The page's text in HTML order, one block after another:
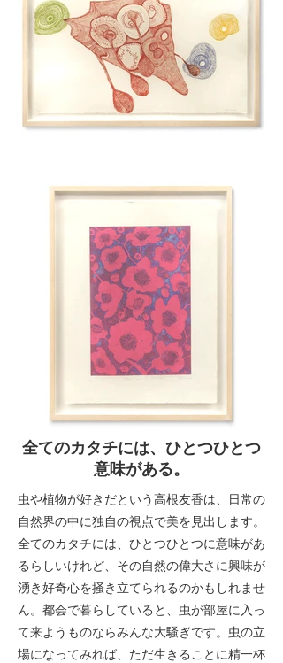
全てのカタチには、ひとつひとつ
意味がある。
虫や植物が好きだという高根友香は、日常の
自然界の中に独自の視点で美を見出します。
全てのカタチには、ひとつひとつに意味があ
るらしいけれど、その自然の偉大さに興味が
湧き好奇心を掻き立てられるのかもしれませ
ん。都会で暮らしていると、虫が部屋に入っ
て来ようものならみんな大騒ぎです。虫の立
場になってみれば、ただ生きることに精一杯